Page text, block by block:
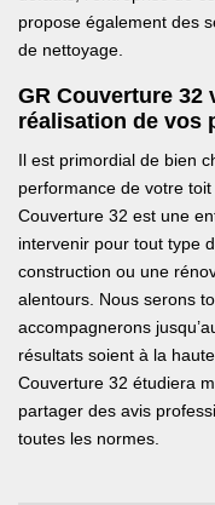
propose également des
de nettoyage.
GR Couverture 32
réalisation de vos
Il est primordial de bien
performance de votre
Couverture 32 est une
intervenir pour tout type
construction ou une
alentours. Nous serons
accompagnerons
résultats soient à la
Couverture 32 étudiera
partager des avis
toutes les normes.